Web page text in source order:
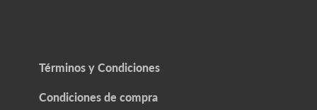
Términos y Condiciones
Condiciones de compra